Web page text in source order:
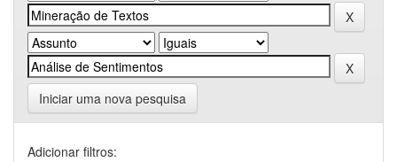
Iniciar uma nova pesquisa
Adicionar filtros: